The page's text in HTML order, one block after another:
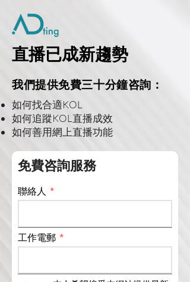
直播已成新趨勢
我們提供免費三十分鐘咨詢：
如何找合適KOL
​如何追蹤KOL直播成效
如何善用網上直播功能
免費咨詢服務
聯絡人
工作電郵